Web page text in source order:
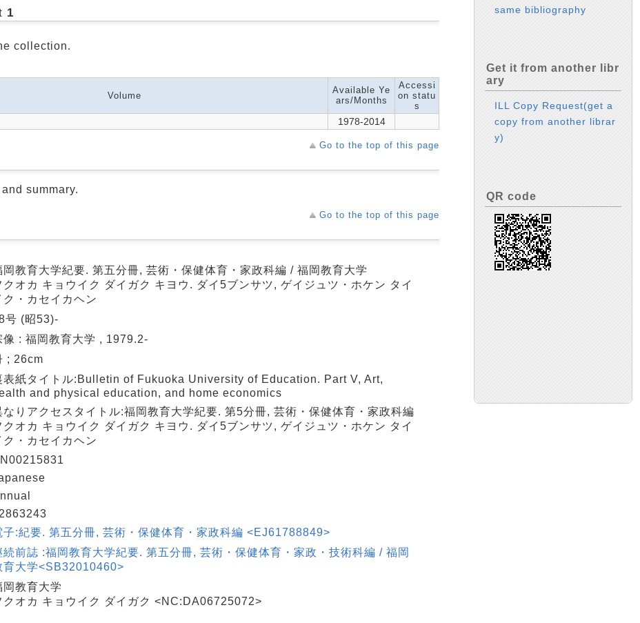
1
collection.
Volume
Available Ye
ars/Months
Accessi
on statu
s
1978-2014
Go to the top of this page
summary.
Go to the top of this page
岡教育大学紀要. 第五分冊, 芸術・保健体育・家政科編 / 福岡教育大学
クオカ キョウイク ダイガク キヨウ. ダイ5ブンサツ, ゲイジュツ・ホケン タイ
ク・カセイカヘン
号 (昭53)-
像 : 福岡教育大学 , 1979.2-
; 26cm
表紙タイトル:Bulletin of Fukuoka University of Education. Part V, Art,
and physical education, and home economics
なりアクセスタイトル:福岡教育大学紀要. 第5分冊, 芸術・保健体育・家政科編
クオカ キョウイク ダイガク キヨウ. ダイ5ブンサツ, ゲイジュツ・ホケン タイ
ク・カセイカヘン
子:紀要. 第五分冊, 芸術・保健体育・家政科編 <EJ61788849>
続前誌 :福岡教育大学紀要. 第五分冊, 芸術・保健体育・家政・技術科編 / 福岡
育大学<SB32010460>
岡教育大学
クオカ キョウイク ダイガク <NC:DA06725072>
same bibliography
Get it from another libr
ary
ILL Copy Request(get a
copy from another librar
y)
QR code